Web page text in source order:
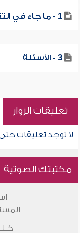
1 - ما جاء في التناجي
3 - الأسئلة
تعليقات الزوار
لا توجد تعليقات حتى
مكتبتك الصوتية